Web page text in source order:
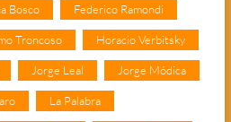
Bosco Federico Ramondi
Troncoso Horacio Verbitsky
Jorge Leal Jorge Módica
La Palabra